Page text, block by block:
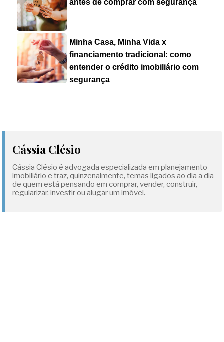
antes de comprar com segurança
Minha Casa, Minha Vida x
financiamento tradicional: como
entender o crédito imobiliário com
segurança
Cássia Clésio
Cássia Clésio é advogada especializada em planejamento
imobiliário e traz, quinzenalmente, temas ligados ao dia a dia
de quem está pensando em comprar, vender, construir,
regularizar, investir ou alugar um imóvel.